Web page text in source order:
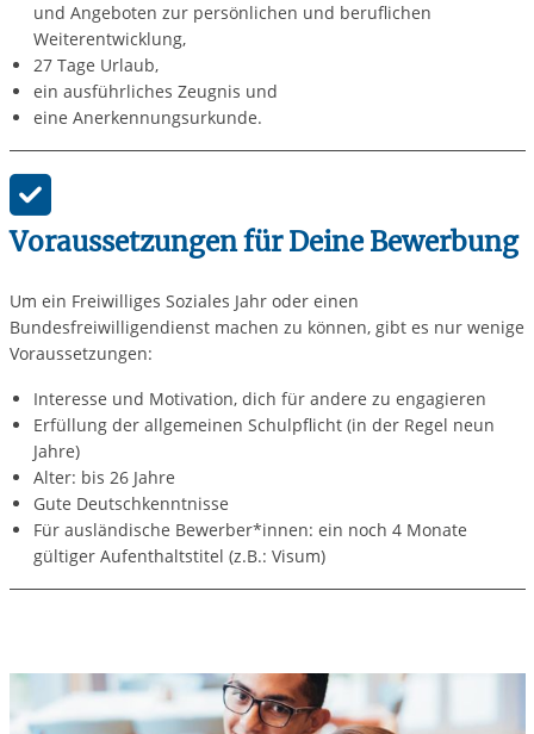
und Angeboten zur persönlichen und beruflichen
Weiterentwicklung,
27 Tage Urlaub,
ein ausführliches Zeugnis und
eine Anerkennungsurkunde.
Voraussetzungen für Deine Bewerbung
Um ein Freiwilliges Soziales Jahr oder einen
Bundesfreiwilligendienst machen zu können, gibt es nur wenige
Voraussetzungen:
Interesse und Motivation, dich für andere zu engagieren
Erfüllung der allgemeinen Schulpflicht (in der Regel neun
Jahre)
Alter: bis 26 Jahre
Gute Deutschkenntnisse
Für ausländische Bewerber*innen: ein noch 4 Monate
gültiger Aufenthaltstitel (z.B.: Visum)